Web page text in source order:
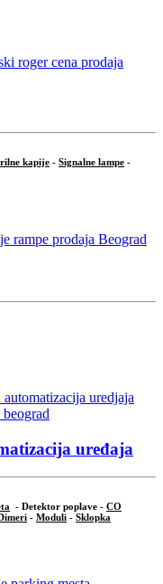
kapije - Signalne lampe -
uređaja
- Detektor poplave - CO
- Moduli - Sklopka